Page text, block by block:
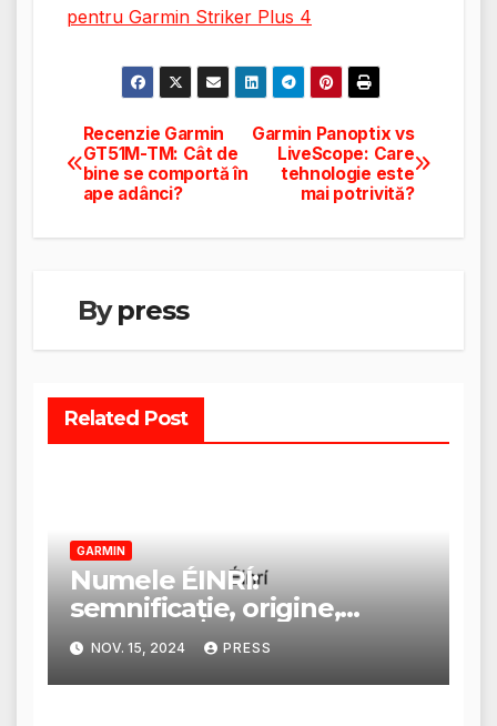
pentru Garmin Striker Plus 4
Navigare
în
articole
Garmin Panoptix vs
LiveScope: Care
tehnologie este
mai potrivită?
Recenzie Garmin
GT51M-TM: Cât de
bine se comportă în
ape adânci?
Bypress
Related Post
GARMIN
Numele ÉINRÍ:
semnificație, origine,
trăsături și personalitate
NOV. 15, 2024 PRESS